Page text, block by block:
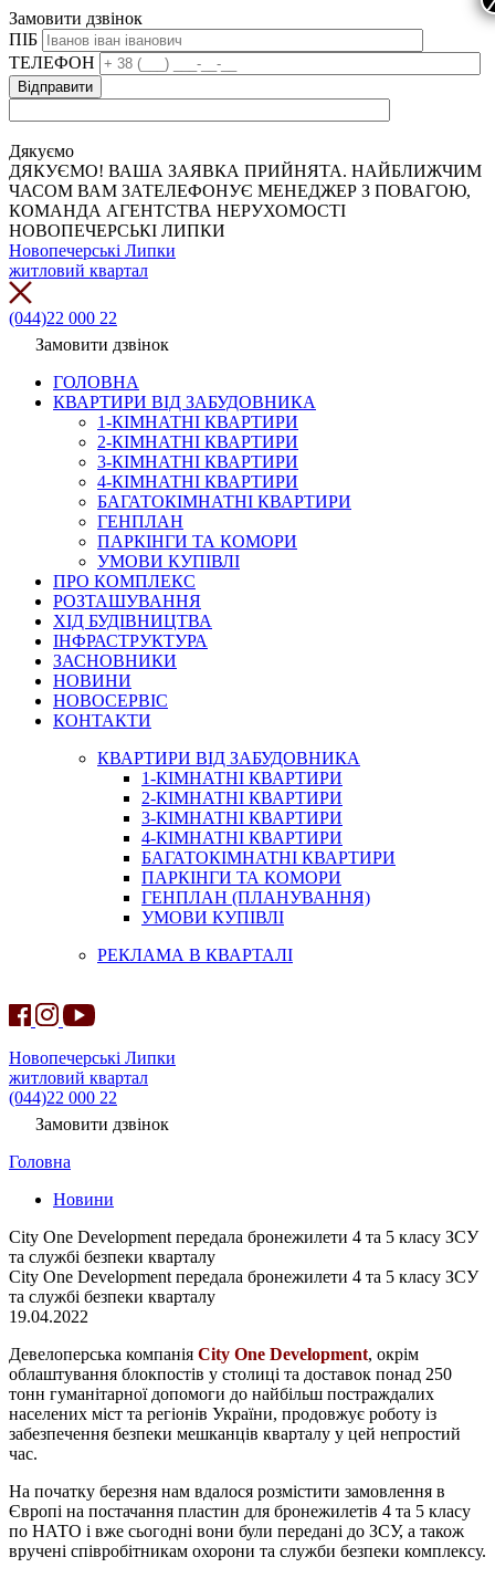
Замовити дзвінок
ПІБ
ТЕЛЕФОН
Дякуємо
ДЯКУЄМО! ВАША ЗАЯВКА ПРИЙНЯТА. НАЙБЛИЖЧИМ
ЧАСОМ ВАМ ЗАТЕЛЕФОНУЄ МЕНЕДЖЕР З ПОВАГОЮ,
КОМАНДА АГЕНТСТВА НЕРУХОМОСТІ
НОВОПЕЧЕРСЬКІ ЛИПКИ
Новопечерські Липки
житловий квартал
(044)22 000 22
Замовити дзвінок
ГОЛОВНА
КВАРТИРИ ВІД ЗАБУДОВНИКА
1-КІМНАТНІ КВАРТИРИ
2-КІМНАТНІ КВАРТИРИ
3-КІМНАТНІ КВАРТИРИ
4-КІМНАТНІ КВАРТИРИ
БАГАТОКІМНАТНІ КВАРТИРИ
ГЕНПЛАН
ПАРКІНГИ ТА КОМОРИ
УМОВИ КУПІВЛІ
ПРО КОМПЛЕКС
РОЗТАШУВАННЯ
ХІД БУДІВНИЦТВА
ІНФРАСТРУКТУРА
ЗАСНОВНИКИ
НОВИНИ
НОВОСЕРВІС
КОНТАКТИ
КВАРТИРИ ВІД ЗАБУДОВНИКА
1-КІМНАТНІ КВАРТИРИ
2-КІМНАТНІ КВАРТИРИ
3-КІМНАТНІ КВАРТИРИ
4-КІМНАТНІ КВАРТИРИ
БАГАТОКІМНАТНІ КВАРТИРИ
ПАРКІНГИ ТА КОМОРИ
ГЕНПЛАН (ПЛАНУВАННЯ)
УМОВИ КУПІВЛІ
РЕКЛАМА В КВАРТАЛІ
Новопечерські Липки
житловий квартал
(044)22 000 22
Замовити дзвінок
Головна
Новини
City One Development передала бронежилети 4 та 5 класу ЗСУ
та службі безпеки кварталу
City One Development передала бронежилети 4 та 5 класу ЗСУ
та службі безпеки кварталу
19.04.2022
Девелоперська компанія City One Development, окрім
облаштування блокпостів у столиці та доставок понад 250
тонн гуманітарної допомоги до найбільш постраждалих
населених міст та регіонів України, продовжує роботу із
забезпечення безпеки мешканців кварталу у цей непростий
час.
На початку березня нам вдалося розмістити замовлення в
Європі на постачання пластин для бронежилетів 4 та 5 класу
по НАТО і вже сьогодні вони були передані до ЗСУ, а також
вручені співробітникам охорони та служби безпеки комплексу.